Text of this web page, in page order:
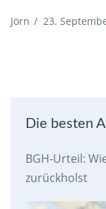
Jörn / 23.
Die besten
BGH-Urteil:
zurückholst